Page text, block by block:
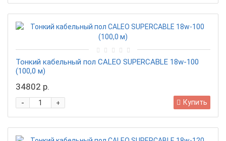
Тонкий кабельный пол CALEO SUPERCABLE 18w-100
(100,0 м)
34802 р.
+
- Купить